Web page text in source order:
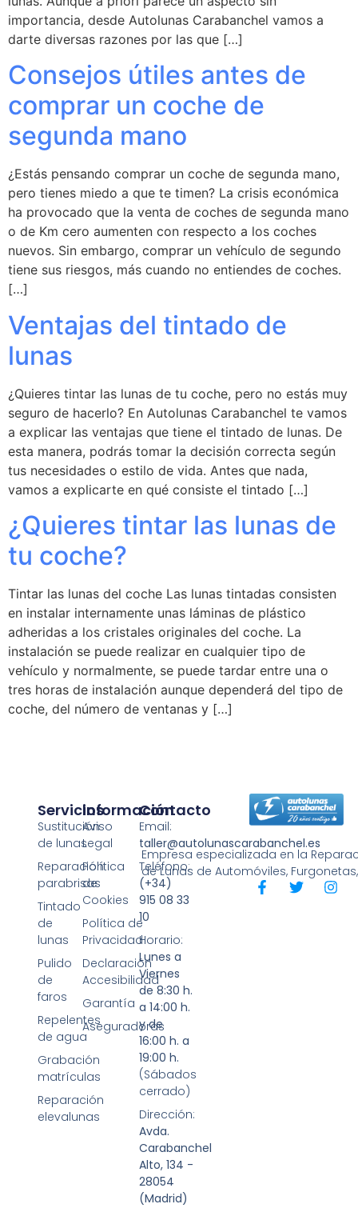
importancia, desde Autolunas Carabanchel vamos a
darte diversas razones por las que […]
Consejos útiles antes de
comprar un coche de
segunda mano
¿Estás pensando comprar un coche de segunda mano,
pero tienes miedo a que te timen? La crisis económica
ha provocado que la venta de coches de segunda mano
o de Km cero aumenten con respecto a los coches
nuevos. Sin embargo, comprar un vehículo de segundo
tiene sus riesgos, más cuando no entiendes de coches.
[…]
Ventajas del tintado de
lunas
¿Quieres tintar las lunas de tu coche, pero no estás muy
seguro de hacerlo? En Autolunas Carabanchel te vamos
a explicar las ventajas que tiene el tintado de lunas. De
esta manera, podrás tomar la decisión correcta según
tus necesidades o estilo de vida. Antes que nada,
vamos a explicarte en qué consiste el tintado […]
¿Quieres tintar las lunas de
tu coche?
Tintar las lunas del coche Las lunas tintadas consisten
en instalar internamente unas láminas de plástico
adheridas a los cristales originales del coche. La
instalación se puede realizar en cualquier tipo de
vehículo y normalmente, se puede tardar entre una o
tres horas de instalación aunque dependerá del tipo de
coche, del número de ventanas y […]
Empresa especializada en la
de Lunas de Automóviles,
Servicios
Sustitución
de lunas
Reparación
parabrisas
Tintado
de
lunas
Pulido
de
faros
Repelentes
de agua
Grabación
matrículas
Reparación
elevalunas
Información
Aviso
Legal
Política
de
Cookies
Política de
Privacidad
Declaración
Accesibilidad
Garantía
Aseguradoras
Contacto
Email:
taller@autolunascarabanchel.es
Teléfono:
(+34)
915 08 33
10
Horario:
Lunes a
Viernes
de 8:30 h.
a 14:00 h.
y de
16:00 h. a
19:00 h.
(Sábados
cerrado)
Dirección:
Avda.
Carabanchel
Alto, 134 -
28054
(Madrid)